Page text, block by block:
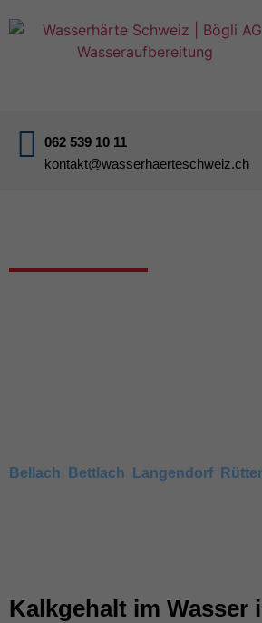
062 539 10 11
kontakt@wasserhaerteschweiz.ch
Bellach
Bettlach Langendorf
Kalkgehalt im Wasser